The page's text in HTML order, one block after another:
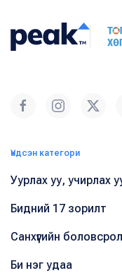
Үндсэн категори
Уурлах уу, учирлах
Бидний 17 зорилт
Санхүүгийн боловсрол
Би нэг удаа